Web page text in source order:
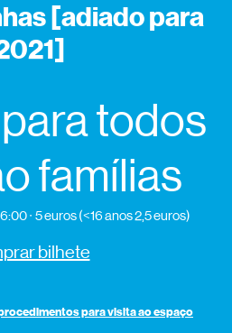
[adiado para
todos
famílias
5 euros (<16 anos 2,5 euros)
bilhete
para visita ao espaço